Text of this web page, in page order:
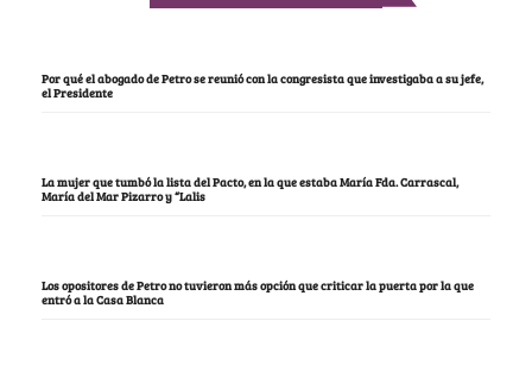
Por qué el abogado de Petro se reunió con la congresista que investigaba a su jefe,
el Presidente
La mujer que tumbó la lista del Pacto, en la que estaba María Fda. Carrascal,
María del Mar Pizarro y “Lalis
Los opositores de Petro no tuvieron más opción que criticar la puerta por la que
entró a la Casa Blanca